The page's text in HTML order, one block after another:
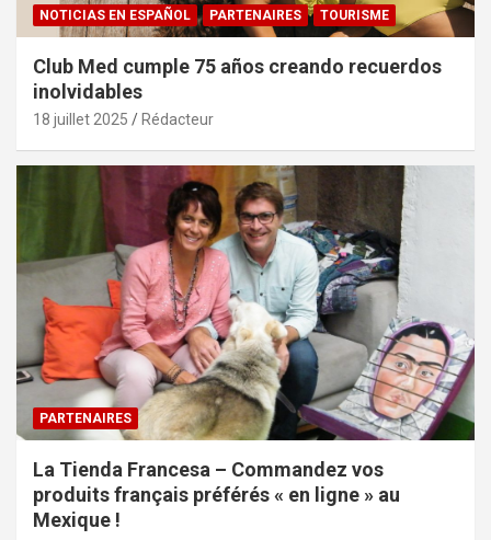
NOTICIAS EN ESPAÑOL PARTENAIRES TOURISME
Club Med cumple 75 años creando recuerdos
inolvidables
18 juillet 2025 Rédacteur
PARTENAIRES
La Tienda Francesa – Commandez vos
produits français préférés « en ligne » au
Mexique !